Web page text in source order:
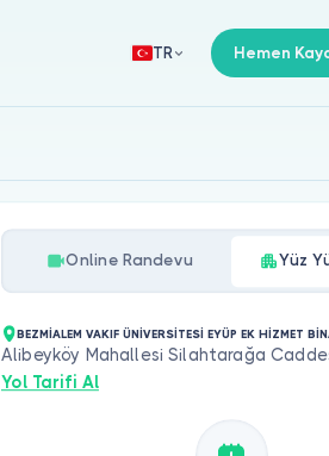
TR Hemen
Online Randevu Yüz
BEZMİALEM VAKIF ÜNİVERSİTESİ EYÜP EK HİZMET
Alibeyköy Mahallesi Silahtarağa
Yol Tarifi Al